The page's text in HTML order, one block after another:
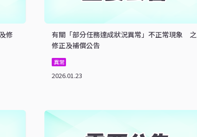
修
有關「部分任務達成狀況異常」不正常現象 之
修正及補償公告
異常
2026.01.23